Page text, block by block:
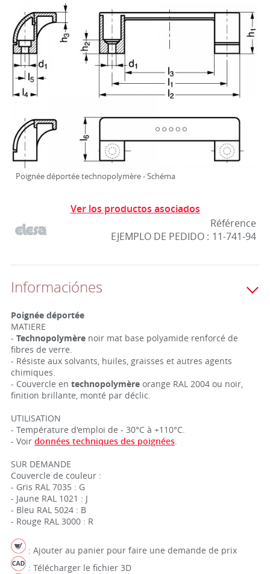
Poignée déportée technopolymère - Schéma
Ver los productos asociados
EJEMPLO DE PEDIDO :
Référence
11-741-94
Informaciónes
Poignée déportée
MATIERE
- Technopolymèrenoir mat base polyamide renforcé de
fibres de verre.
- Résiste aux solvants, huiles, graisses et autres agents
chimiques.
- Couvercle en technopolymèreorange RAL 2004 ou noir,
finition brillante, monté par déclic.
UTILISATION
- Température d'emploi de - 30°C à +110°C.
- Voir données techniques des poignées.
SUR DEMANDE
Couvercle de couleur :
- Gris RAL 7035 : G
- Jaune RAL 1021 : J
- Bleu RAL 5024 : B
- Rouge RAL 3000 : R
: Ajouter au panier pour faire une demande de prix
: Télécharger le fichier 3D